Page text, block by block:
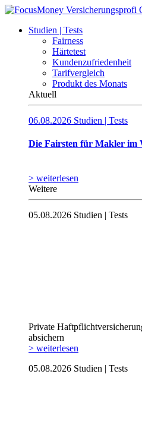
Studien | Tests
Fairness
Härtetest
Kundenzufriedenheit
Tarifvergleich
Produkt des Monats
Aktuell
06.08.2026 Studien | Tests
Die Fairsten für Makler im
> weiterlesen
Weitere
05.08.2026 Studien | Tests
Private
absichern
> weiterlesen
05.08.2026 Studien | Tests